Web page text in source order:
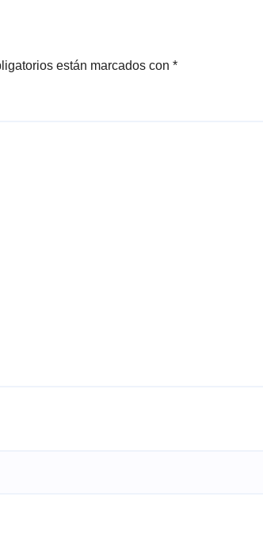
están marcados con *